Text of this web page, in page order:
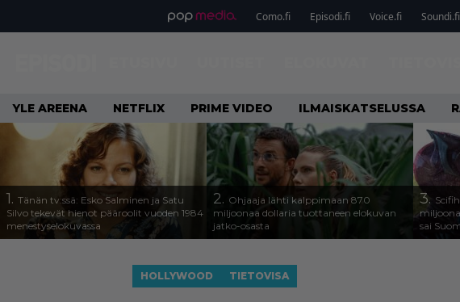
Como.fi Episodi.fi Voice.fi Soundi.fi
YLE AREENA NETFLIX PRIME VIDEO ILMAISKATSELUSSA
1. Tänän tv:ssä: Esko Salminen ja Satu
Silvo tekevät hienot pääroolit vuoden 1984
menestyselokuvassa
2. Ohjaaja lähti kalppimaan 870
miljoonaa dollaria tuottaneen elokuvan
jatko-osasta
3.
sai
HOLLYWOOD TIETOVISA